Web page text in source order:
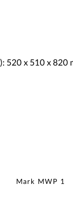
520 x 510 x 820
Añadir a wishlist
Mark MWP 1